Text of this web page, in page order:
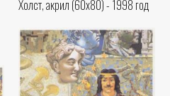
Холст, акрил (60x80) - 1998 год